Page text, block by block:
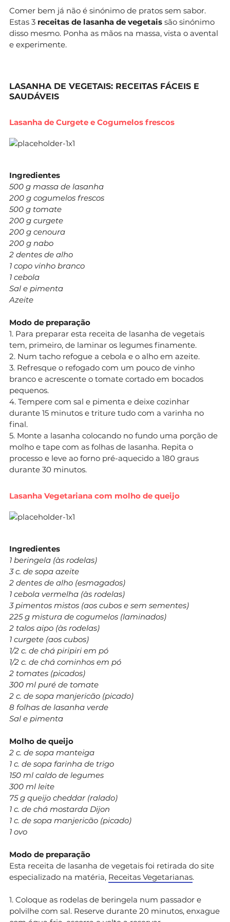
Comer bem já não é sinónimo de pratos sem sabor.
Estas 3 receitas de lasanha de vegetais são sinónimo
disso mesmo. Ponha as mãos na massa, vista o avental
e experimente.
LASANHA DE VEGETAIS: RECEITAS FÁCEIS E
SAUDÁVEIS
Lasanha de Curgete e Cogumelos frescos
Ingredientes
500 g massa de lasanha
200 g cogumelos frescos
500 g tomate
200 g curgete
200 g cenoura
200 g nabo
2 dentes de alho
1 copo vinho branco
1 cebola
Sal e pimenta
Azeite
Modo de preparação
1. Para preparar esta receita de lasanha de vegetais
tem, primeiro, de laminar os legumes finamente.
2. Num tacho refogue a cebola e o alho em azeite.
3. Refresque o refogado com um pouco de vinho
branco e acrescente o tomate cortado em bocados
pequenos.
4. Tempere com sal e pimenta e deixe cozinhar
durante 15 minutos e triture tudo com a varinha no
final.
5. Monte a lasanha colocando no fundo uma porção de
molho e tape com as folhas de lasanha. Repita o
processo e leve ao forno pré-aquecido a 180 graus
durante 30 minutos.
Lasanha Vegetariana com molho de queijo
Ingredientes
1 beringela (às rodelas)
3 c. de sopa azeite
2 dentes de alho (esmagados)
1 cebola vermelha (às rodelas)
3 pimentos mistos (aos cubos e sem sementes)
225 g mistura de cogumelos (laminados)
2 talos aipo (às rodelas)
1 curgete (aos cubos)
1/2 c. de chá piripiri em pó
1/2 c. de chá cominhos em pó
2 tomates (picados)
300 ml puré de tomate
2 c. de sopa manjericão (picado)
8 folhas de lasanha verde
Sal e pimenta
Molho de queijo
2 c. de sopa manteiga
1 c. de sopa farinha de trigo
150 ml caldo de legumes
300 ml leite
75 g queijo cheddar (ralado)
1 c. de chá mostarda Dijon
1 c. de sopa manjericão (picado)
1 ovo
Modo de preparação
Esta receita de lasanha de vegetais foi retirada do site
especializado na matéria, Receitas Vegetarianas.
1. Coloque as rodelas de beringela num passador e
polvilhe com sal. Reserve durante 20 minutos, enxague